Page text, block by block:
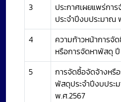
3
ประกาศเผยแพร่กา
ประจำปีงบประมาณ
4
ความก้าวหน้าการจั
หรือการจัดหาพัสดุ
5
การจัดซื้อจัดจ้างหรื
พัสดุประจำปีงบประ
พ.ศ.2567